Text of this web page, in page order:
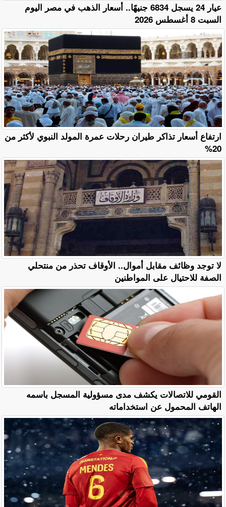
عيار 24 يسجل 6834 جنيهًا.. أسعار الذهب في مصر اليوم
السبت 8 أغسطس 2026
ارتفاع أسعار تذاكر طيران رحلات عمرة المولد النبوي لأكثر من
20%
لا توجد وظائف مقابل أموال.. الأوقاف تحذر من منتحلي
الصفة للاحتيال على المواطنين
القومي للاتصالات يكشف مدى مسؤولية المسجل باسمه
الهاتف المحمول عن استخداماته